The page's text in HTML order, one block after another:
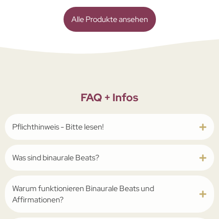
Alle Produkte ansehen
FAQ + Infos
Pflichthinweis - Bitte lesen!
Was sind binaurale Beats?
Warum funktionieren Binaurale Beats und
Affirmationen?